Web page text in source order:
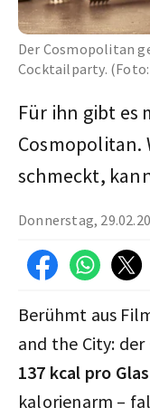
Der Cosmopolitan
Cocktailparty.
Für ihn gibt es
Cosmopolitan.
schmeckt,
Donnerstag,
Berühmt aus
and the City:
137 kcal pro Glas
kalorienarm –